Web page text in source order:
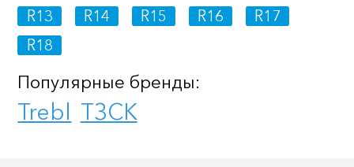
R13 R14 R15 R16
R17
R18
Популярные бренды:
Trebl ТЗСК